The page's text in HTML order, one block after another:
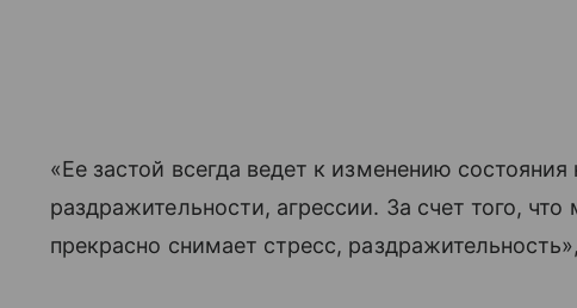
«Ее застой всегда ведет к изменению
раздражительности, агрессии. За счет того,
прекрасно снимает стресс,